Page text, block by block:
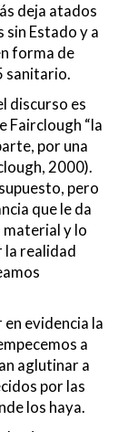
deja atados
sin Estado y a
forma de
sanitario.
discurso es
Fairclough “la
por una
2000).
pero
que le da
y lo
la realidad
evidencia la
a
aglutinar a
por las
los haya.